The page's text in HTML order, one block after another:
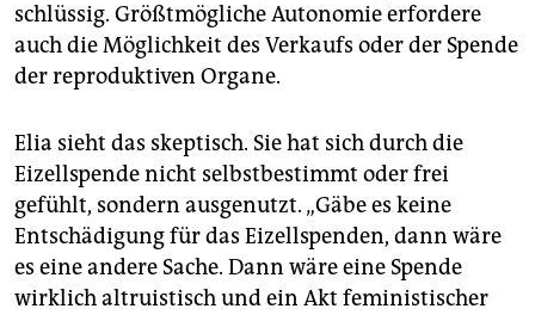
schlüssig. Größtmögliche Autonomie erfordere
auch die Möglichkeit des Verkaufs oder der Spende
der reproduktiven Organe.
Elia sieht das skeptisch. Sie hat sich durch die
Eizellspende nicht selbstbestimmt oder frei
gefühlt, sondern ausgenutzt. „Gäbe es keine
Entschädigung für das Eizellspenden, dann wäre
es eine andere Sache. Dann wäre eine Spende
wirklich altruistisch und ein Akt feministischer